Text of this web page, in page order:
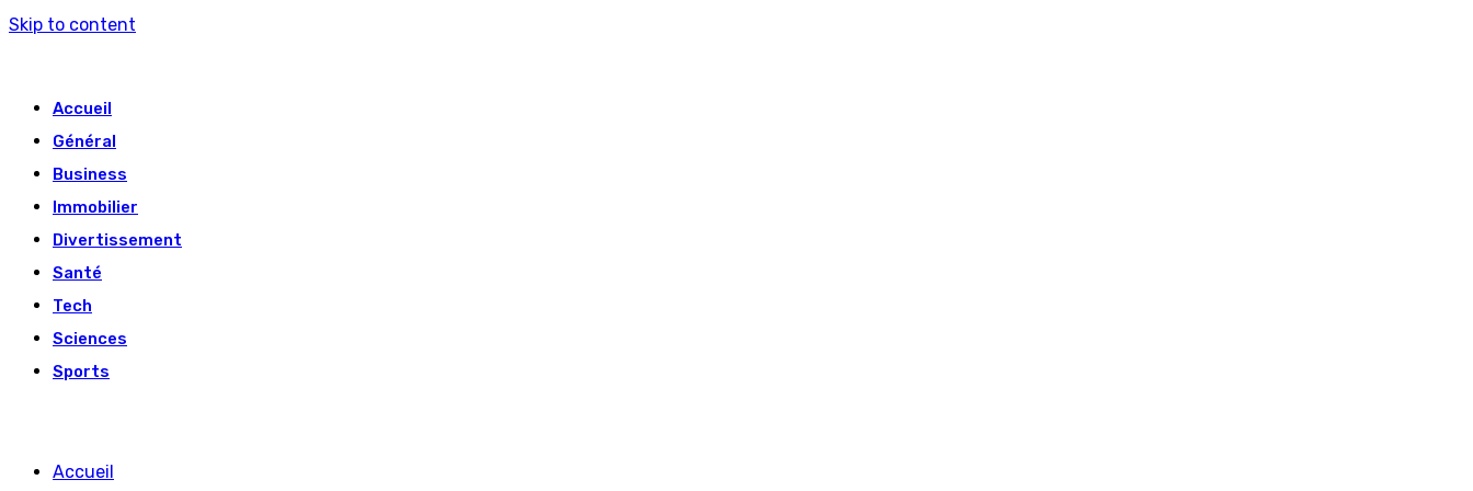
Skip to content
Accueil
Général
Business
Immobilier
Divertissement
Santé
Tech
Sciences
Sports
Accueil